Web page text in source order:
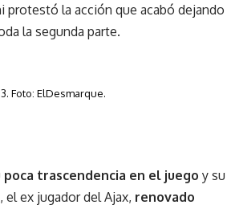
protestó la acción que acabó dejando
la segunda parte.
Foto: ElDesmarque.
poca trascendencia en el juego y su
, el ex jugador del Ajax, renovado